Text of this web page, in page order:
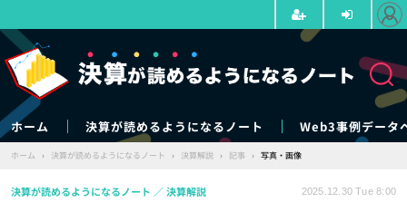
ホーム 決算が読めるようになるノート Web3事例データ
ホーム › 決算が読めるようになるノート › 決算解説 › 記事 › 写真・画像
決算が読めるようになるノート 決算解説 2025.12.30 Tue 8:00